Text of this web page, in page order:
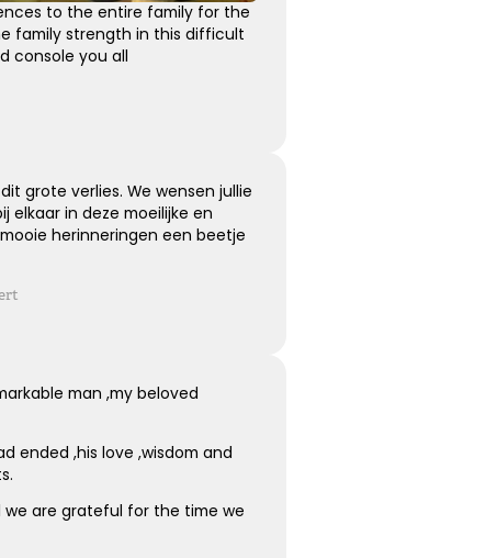
to the entire family for the
family strength in this difficult
console you all
grote verlies. We wensen jullie
elkaar in deze moeilijke en
herinneringen een beetje
man ,my beloved
ended ,his love ,wisdom and
are grateful for the time we